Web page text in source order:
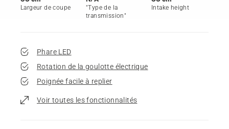
Largeur de coupe
"Type de la
transmission"
Intake height
Phare LED
Rotation de la goulotte électrique
Poignée facile à replier
Voir toutes les fonctionnalités